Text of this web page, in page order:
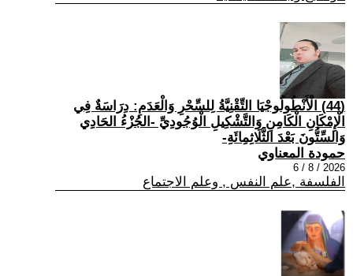
(44) الْأَنْطُولُوجْيَا التِّقْنِيَّةُ لِلسِّحْرِ وَالْعَدَمِ: دِرَاسَةٌ فِي
الْإِمْكَانِ الْكَامِنِ وَالتَّشْكِيلِ الْوُجُودِيِّ -الجُزْءُ الحَادِي
وَالسِّتُّونَ بَعْدَ الثَّلَاثِمِائَةِ-
حمودة المعناوي
2026 / 8 / 6
الفلسفة ,علم النفس , وعلم الاجتماع